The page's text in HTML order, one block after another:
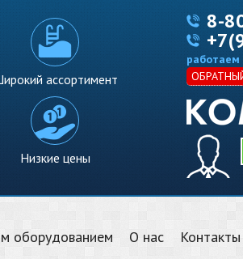
8-
работаем
ассортимент
Низкие цены
оборудованием О нас Контакты